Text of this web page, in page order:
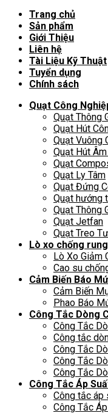
Trang chủ
Sản phẩm
Giới Thiệu
Liên hệ
Tài Liệu Kỹ Thuật
Tuyển dụng
Chính sách
Quạt Công
Quạt Thông
Quạt Hút
Quạt Vuông
Quạt Hút
Quạt
Quạt Ly Tâm
Quạt Đứng
Quạt hướng
Quạt Thông
Quạt Jetfan
Quạt Treo
Lò xo chống rung
Lò Xo Giảm
Cao su
Cảm Biến Báo
Cảm Biến
Phao Báo
Công Tắc Dòng
Công Tắc
Công tắc
Công Tắc
Công Tắc
Công Tắc
Công Tắc Áp
Công tắc áp
Công Tắc